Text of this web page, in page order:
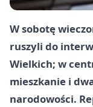
W sobotę
ruszyli do
Wielkich; w
mieszkanie i
narodowości.